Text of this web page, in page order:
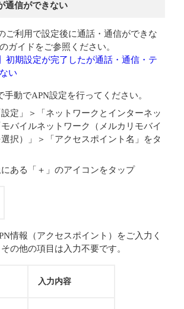
通信ができない
ご利用で設定後に通話・通信ができな
ガイドをご参照ください。
初期設定が完了したが通話・通信・テ
い
手動でAPN設定を行ってください。
定」＞「ネットワークとインターネッ
モバイルネットワーク（メルカリモバイ
択）」＞「アクセスポイント名」をタ
ある「＋」のアイコンをタップ
情報（アクセスポイント）をご入力く
の他の項目は入力不要です。
入力内容